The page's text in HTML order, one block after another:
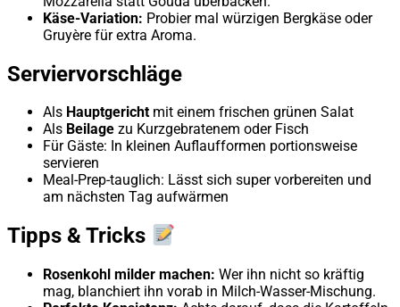
Käse-Variation: Probier mal würzigen Bergkäse oder
Gruyère für extra Aroma.
Serviervorschläge
Als Hauptgericht mit einem frischen grünen Salat
Als Beilage zu Kurzgebratenem oder Fisch
Für Gäste: In kleinen Auflaufformen portionsweise
servieren
Meal-Prep-tauglich: Lässt sich super vorbereiten und
am nächsten Tag aufwärmen
Tipps & Tricks
Rosenkohl milder machen: Wer ihn nicht so kräftig
mag, blanchiert ihn vorab in Milch-Wasser-Mischung.